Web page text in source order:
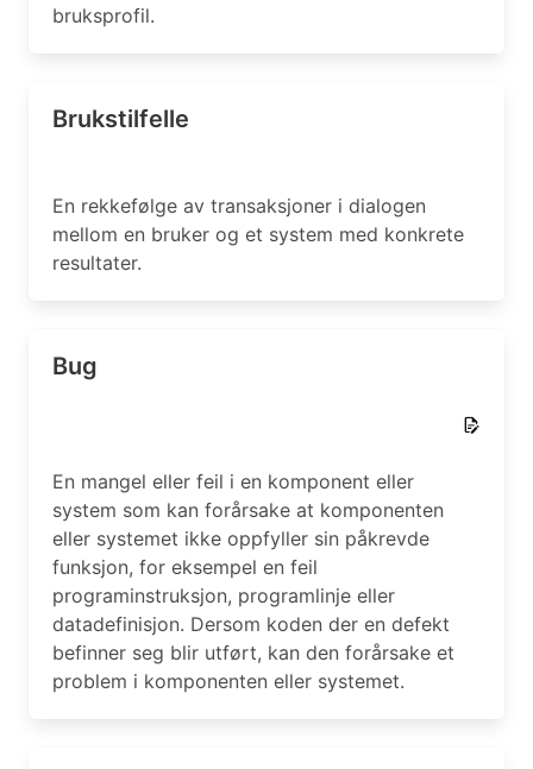
bruksprofil.
Brukstilfelle
En rekkefølge av transaksjoner i dialogen
mellom en bruker og et system med konkrete
resultater.
Bug
En mangel eller feil i en komponent eller
system som kan forårsake at komponenten
eller systemet ikke oppfyller sin påkrevde
funksjon, for eksempel en feil
programinstruksjon, programlinje eller
datadefinisjon. Dersom koden der en defekt
befinner seg blir utført, kan den forårsake et
problem i komponenten eller systemet.